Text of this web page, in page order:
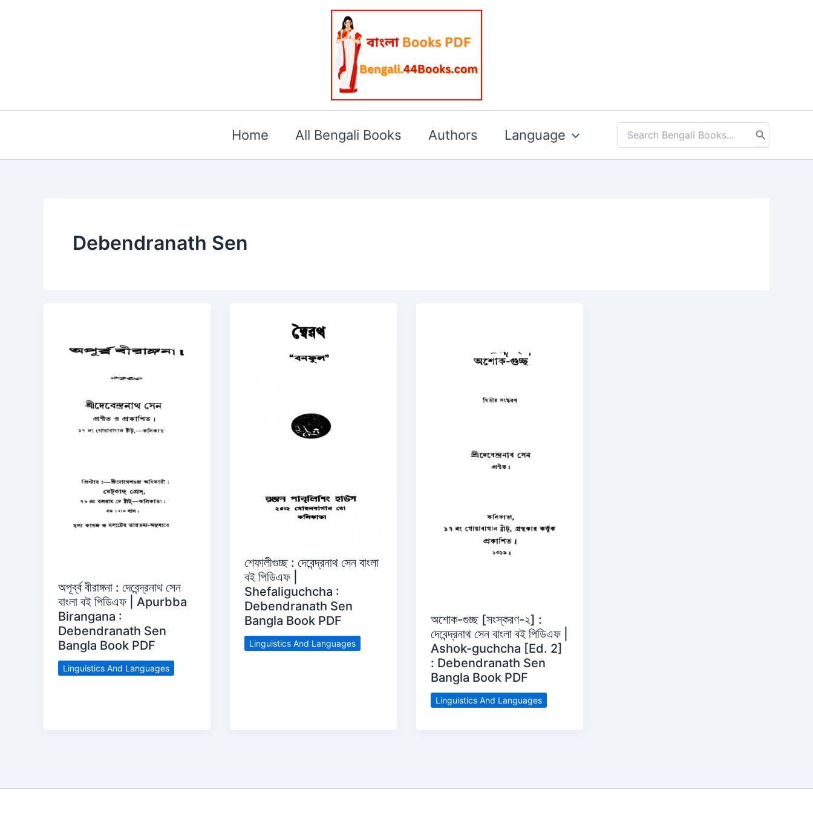
Home All Bengali Books Authors Language
Search
Debendranath Sen
অপূর্ব্ব বীরাঙ্গনা : দেবেন্দ্রনাথ সেন
বাংলা বই পিডিএফ | Apurbba
Birangana :
Debendranath Sen
Bangla Book PDF
Linguistics And Languages
শেফালীগুচ্ছ : দেবেন্দ্রনাথ সেন বাংলা
বই পিডিএফ |
Shefaliguchcha :
Debendranath Sen
Bangla Book PDF
Linguistics And Languages
অশোক-গুচ্ছ [সংস্করণ-২] :
দেবেন্দ্রনাথ সেন বাংলা বই পিডিএফ |
Ashok-guchcha [Ed. 2]
: Debendranath Sen
Bangla Book PDF
Linguistics And Languages